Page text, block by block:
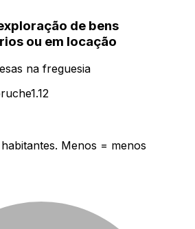
de bens
ou em locação
na freguesia
1.12
Menos = menos